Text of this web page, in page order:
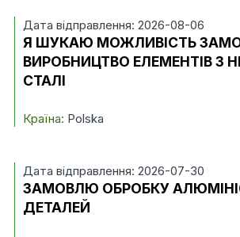
Дата відправлення: 2026-08-06
Я ШУКАЮ МОЖЛИВІСТЬ
ВИРОБНИЦТВО ЕЛЕМЕНТІВ З
СТАЛІ
Країна: Polska
Дата відправлення: 2026-07-30
ЗАМОВЛЮ ОБРОБКУ
ДЕТАЛЕЙ